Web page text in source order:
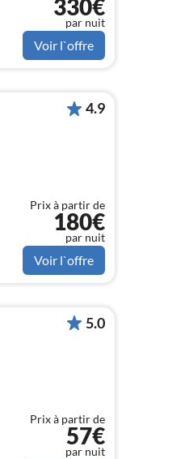
330€
par nuit
Voir l`offre
4.9
Prix à partir de
180€
par nuit
Voir l`offre
5.0
Prix à partir de
57€
par nuit